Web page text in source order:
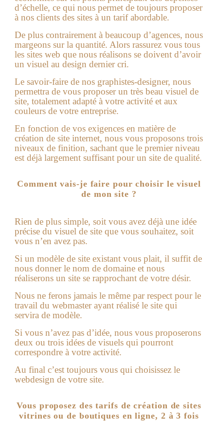
d’échelle, ce qui nous permet de toujours proposer
à nos clients des sites à un tarif abordable.
De plus contrairement à beaucoup d’agences, nous
margeons sur la quantité. Alors rassurez vous tous
les sites web que nous réalisons se doivent d’avoir
un visuel au design dernier cri.
Le savoir-faire de nos graphistes-designer, nous
permettra de vous proposer un très beau visuel de
site, totalement adapté à votre activité et aux
couleurs de votre entreprise.
En fonction de vos exigences en matière de
création de site internet, nous vous proposons trois
niveaux de finition, sachant que le premier niveau
est déjà largement suffisant pour un site de qualité.
Comment vais-je faire pour choisir le visuel
de mon site ?
Rien de plus simple, soit vous avez déjà une idée
précise du visuel de site que vous souhaitez, soit
vous n’en avez pas.
Si un modèle de site existant vous plait, il suffit de
nous donner le nom de domaine et nous
réaliserons un site se rapprochant de votre désir.
Nous ne ferons jamais le même par respect pour le
travail du webmaster ayant réalisé le site qui
servira de modèle.
Si vous n’avez pas d’idée, nous vous proposerons
deux ou trois idées de visuels qui pourront
correspondre à votre activité.
Au final c’est toujours vous qui choisissez le
webdesign de votre site.
Vous proposez des tarifs de création de sites
vitrines ou de boutiques en ligne, 2 à 3 fois